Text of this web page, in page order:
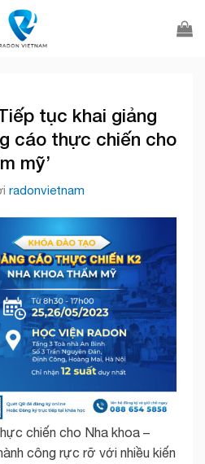
tục khai giảng
cáo thực chiến cho
mỹ’
radonvietnam
chiến cho Nha khoa –
công rực rỡ với nhiều kiến